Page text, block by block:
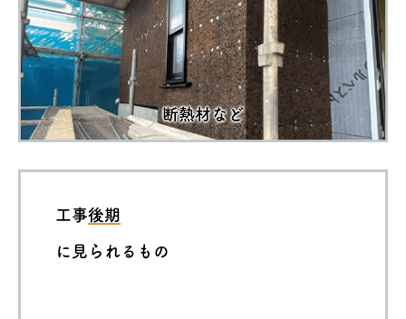
断熱材など
工事後期
に見られるもの